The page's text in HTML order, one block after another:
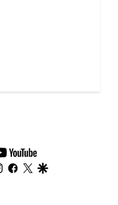
youtube-
footer
instagram
facebook
twitter